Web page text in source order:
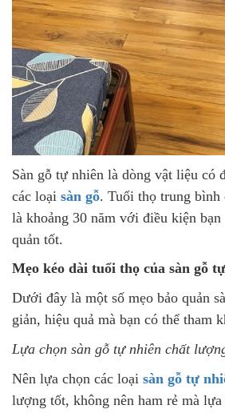
Sàn gỗ tự nhiên là dòng vật liệu có
các loại sàn gỗ. Tuổi thọ trung bình
là khoảng 30 năm với điều kiện
quản tốt.
Mẹo kéo dài tuổi thọ của sàn gỗ
Dưới đây là một số mẹo bảo quản
giản, hiệu quả mà bạn có thể tham
Lựa chọn sàn gỗ tự nhiên chất
Nên lựa chọn các loại sàn gỗ tự
lượng tốt, không nên ham rẻ mà